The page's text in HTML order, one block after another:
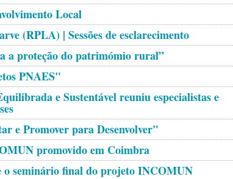
Local
(RPLA) | Sessões de esclarecimento
a proteção do patrimómio rural”
PNAES"
e Sustentável reuniu especialistas e
e Promover para Desenvolver"
promovido em Coimbra
seminário final do projeto INCOMUN